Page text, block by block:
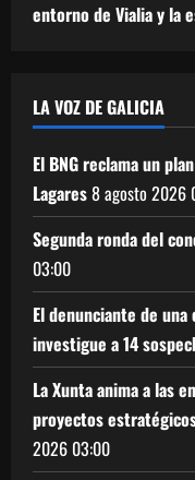
entorno de Vialia y la
LA VOZ DE GALICIA
El BNG reclama un
Lagares8 agosto 2026
Segunda ronda del
03:00
El denunciante de
investigue a 14
La Xunta anima a las
proyectos
2026 03:00